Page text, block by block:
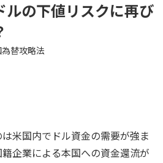
ルの下値リスクに再び
替攻略法
米国内でドル資金の需要が強ま
企業による本国への資金還流が